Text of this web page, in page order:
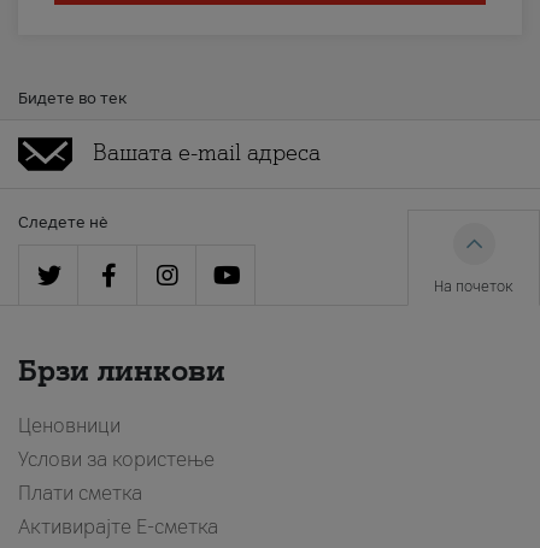
Бидете во тек
Следете нè
На почеток
Брзи линкови
Ценовници
Услови за користење
Плати сметка
Активирајте Е-сметка